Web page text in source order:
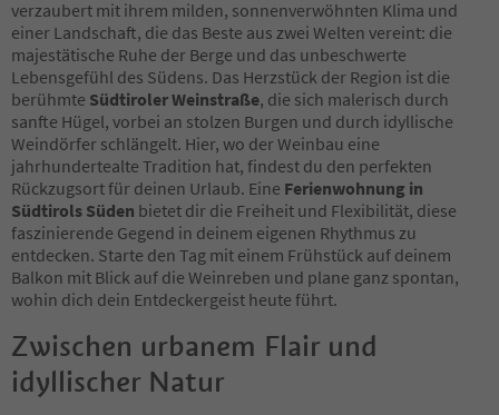
verzaubert mit ihrem milden, sonnenverwöhnten Klima und
einer Landschaft, die das Beste aus zwei Welten vereint: die
majestätische Ruhe der Berge und das unbeschwerte
Lebensgefühl des Südens. Das Herzstück der Region ist die
berühmte Südtiroler Weinstraße, die sich malerisch durch
sanfte Hügel, vorbei an stolzen Burgen und durch idyllische
Weindörfer schlängelt. Hier, wo der Weinbau eine
jahrhundertealte Tradition hat, findest du den perfekten
Rückzugsort für deinen Urlaub. Eine Ferienwohnung in
Südtirols Süden bietet dir die Freiheit und Flexibilität, diese
faszinierende Gegend in deinem eigenen Rhythmus zu
entdecken. Starte den Tag mit einem Frühstück auf deinem
Balkon mit Blick auf die Weinreben und plane ganz spontan,
wohin dich dein Entdeckergeist heute führt.
Zwischen urbanem Flair und
idyllischer Natur